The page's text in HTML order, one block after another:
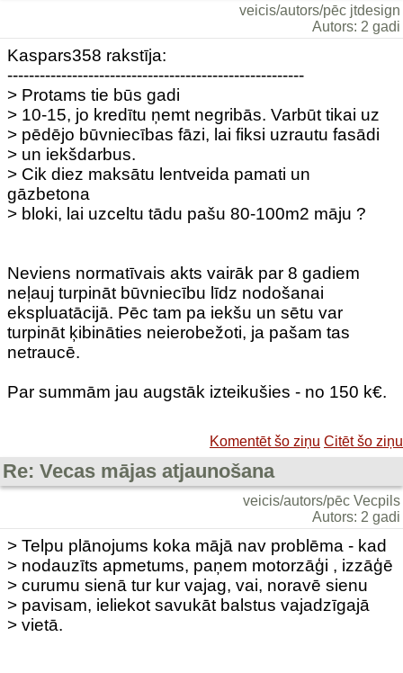
veicis/autors/pēc jtdesign
Autors: 2 gadi
Kaspars358 rakstīja:
-------------------------------------------------------
> Protams tie būs gadi
> 10-15, jo kredītu ņemt negribās. Varbūt tikai uz
> pēdējo būvniecības fāzi, lai fiksi uzrautu fasādi
> un iekšdarbus.
> Cik diez maksātu lentveida pamati un
gāzbetona
> bloki, lai uzceltu tādu pašu 80-100m2 māju ?
Neviens normatīvais akts vairāk par 8 gadiem
neļauj turpināt būvniecību līdz nodošanai
ekspluatācijā. Pēc tam pa iekšu un sētu var
turpināt ķibināties neierobežoti, ja pašam tas
netraucē.
Par summām jau augstāk izteikušies - no 150 k€.
Komentēt šo ziņu Citēt šo ziņu
Re: Vecas mājas atjaunošana
veicis/autors/pēc Vecpils
Autors: 2 gadi
> Telpu plānojums koka mājā nav problēma - kad
> nodauzīts apmetums, paņem motorzāģi , izzāģē
> curumu sienā tur kur vajag, vai, noravē sienu
> pavisam, ieliekot savukāt balstus vajadzīgajā
> vietā.